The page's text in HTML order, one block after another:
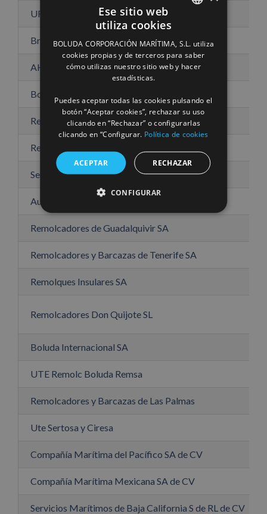
URAG International GmbH
Bremen Fighter Verwaltung GmbH
AHT Bremen Fighter GmbH & Co. KG
Boluda Towage Germany BV (Hamburg)
Remolcadores de Cartagena SA
Remolques del Mediterraneo SA
Servicios Auxiliares del Puerto SA
Auxiliar Maritima de Sur SA
Remolcadores de Guadalquivir SA
Remolcadores y Barcazas de Tenerife SA
Remolques Insulares SA
Remolcadores Don Quijote SL
Boluda Internacional SA
UTE Remolc Boluda Remsa
Remolcadores y Barcazas de Las Palmas
Ute Sertosa y Ciresa
Compañía Marítima del Pacífico SA de CV
Compañía Marítima Mexicana SA de CV
Servicios Marítimos de Baja California S de RL de CV
ENGLISH
FRENCH
Ese sitio web
utiliza cookies
BOLUDA CORPORACIÓN MARÍTIMA, S.L. utiliza
cookies propias y de terceros para saber
cómo utilizas nuestro sitio web y hacer
estadísticas.
Puedes aceptar todas las cookies pulsando el
botón “Aceptar cookies”, rechazar su uso
clicando en “Rechazar” o configurarlas
clicando en “Configurar. Política de cookies
ACEPTAR RECHAZAR
CONFIGURAR